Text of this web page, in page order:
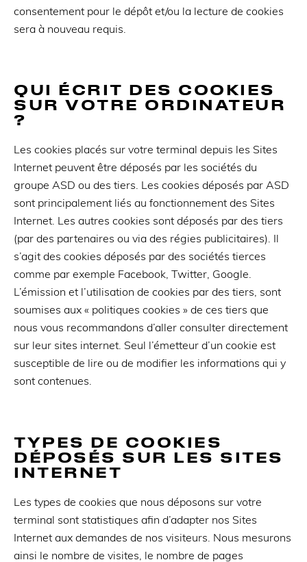
consentement pour le dépôt et/ou la lecture de cookies
sera à nouveau requis.
QUI ÉCRIT DES COOKIES
SUR VOTRE ORDINATEUR
?
Les cookies placés sur votre terminal depuis les Sites
Internet peuvent être déposés par les sociétés du
groupe ASD ou des tiers. Les cookies déposés par ASD
sont principalement liés au fonctionnement des Sites
Internet. Les autres cookies sont déposés par des tiers
(par des partenaires ou via des régies publicitaires). Il
s’agit des cookies déposés par des sociétés tierces
comme par exemple Facebook, Twitter, Google.
L’émission et l’utilisation de cookies par des tiers, sont
soumises aux « politiques cookies » de ces tiers que
nous vous recommandons d’aller consulter directement
sur leur sites internet. Seul l’émetteur d’un cookie est
susceptible de lire ou de modifier les informations qui y
sont contenues.
TYPES DE COOKIES
DÉPOSÉS SUR LES SITES
INTERNET
Les types de cookies que nous déposons sur votre
terminal sont statistiques afin d’adapter nos Sites
Internet aux demandes de nos visiteurs. Nous mesurons
ainsi le nombre de visites, le nombre de pages